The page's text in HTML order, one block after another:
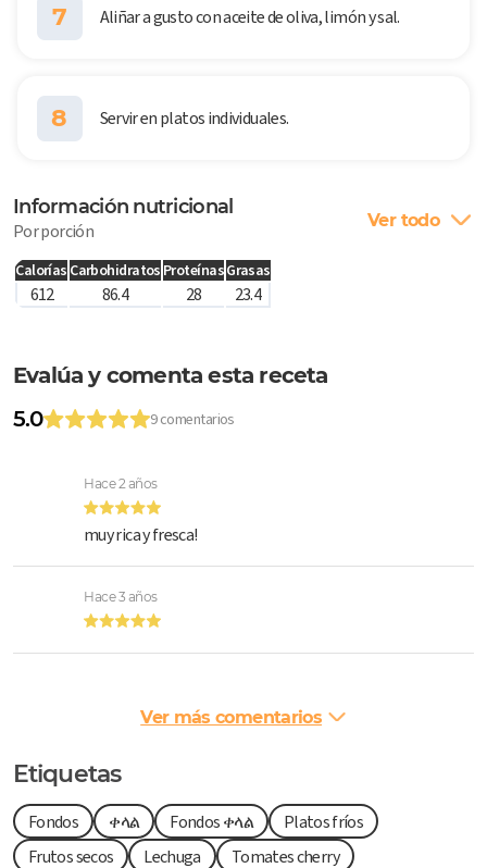
7 Aliñar a gusto con aceite de oliva, limón y sal.
8 Servir en platos individuales.
Información nutricional
Por porción Ver todo
Calorías Carbohidratos ProteínasGrasas
612 86.4 28 23.4
Evalúa y comenta esta receta
5.0
9 comentarios
Hace 2 años
muy rica y fresca!
Hace 3 años
Ver más comentarios
Etiquetas
Fondos ቀላል Fondos ቀላል
Platos fríos
Frutos secos
Lechuga Tomates cherry